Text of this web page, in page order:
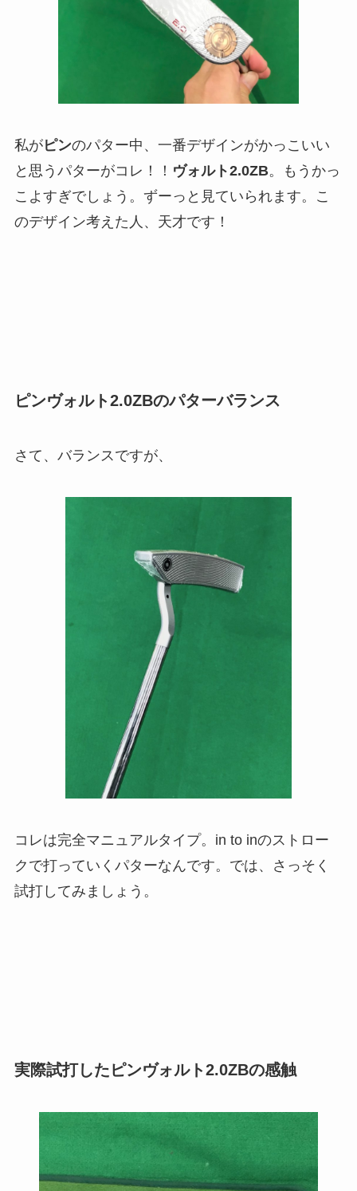
私がピンのパター中、一番デザインがかっこいい
と思うパターがコレ！！ ヴォルト2.0ZB。もうかっ
こよすぎでしょう。ずーっと見ていられます。こ
のデザイン考えた人、天才です！
ピンヴォルト2.0ZBのパターバランス
さて、バランスですが、
コレは完全マニュアルタイプ。in to inのストロー
クで打っていくパターなんです。では、さっそく
試打してみましょう。
実際試打したピンヴォルト2.0ZBの感触